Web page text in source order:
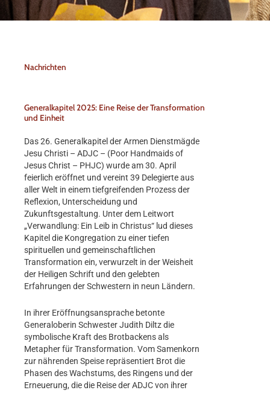
Nachrichten
Generalkapitel 2025: Eine Reise der Transformation
und Einheit
Das 26. Generalkapitel der Armen Dienstmägde
Jesu Christi – ADJC – (Poor Handmaids of
Jesus Christ – PHJC) wurde am 30. April
feierlich eröffnet und vereint 39 Delegierte aus
aller Welt in einem tiefgreifenden Prozess der
Reflexion, Unterscheidung und
Zukunftsgestaltung. Unter dem Leitwort
„Verwandlung: Ein Leib in Christus“ lud dieses
Kapitel die Kongregation zu einer tiefen
spirituellen und gemeinschaftlichen
Transformation ein, verwurzelt in der Weisheit
der Heiligen Schrift und den gelebten
Erfahrungen der Schwestern in neun Ländern.
In ihrer Eröffnungsansprache betonte
Generaloberin Schwester Judith Diltz die
symbolische Kraft des Brotbackens als
Metapher für Transformation. Vom Samenkorn
zur nährenden Speise repräsentiert Brot die
Phasen des Wachstums, des Ringens und der
Erneuerung, die die Reise der ADJC von ihrer